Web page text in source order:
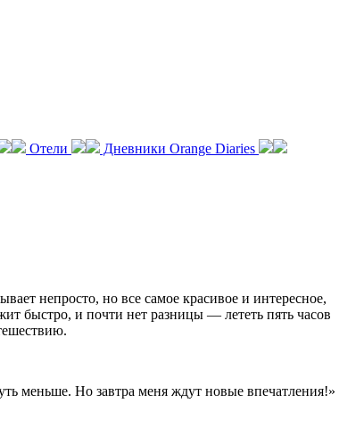
Отели
Дневники Orange Diaries
непросто, но все самое красивое и интересное,
быстро, и почти нет разницы — лететь пять часов
меньше. Но завтра меня ждут новые впечатления!»